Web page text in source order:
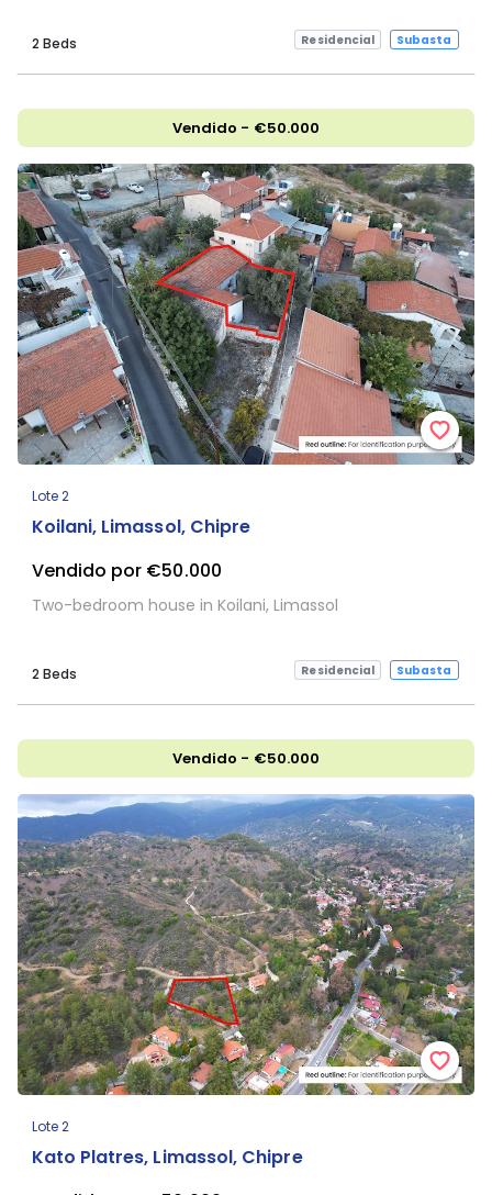
2 Beds Residencial Subasta
Vendido - €50.000
Lote 2
Koilani, Limassol, Chipre
Vendido por €50.000
Two-bedroom house in Koilani, Limassol
2 Beds Residencial Subasta
Vendido - €50.000
Lote 2
Kato Platres, Limassol, Chipre